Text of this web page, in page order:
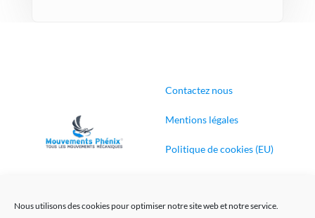
Nous utilisons des cookies pour optimiser notre site web et notre service.
Contactez nous
Mentions légales
Politique de cookies (EU)